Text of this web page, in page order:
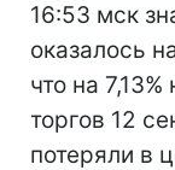
16:53 мск
оказалось
что на
торгов 12
потеряли в